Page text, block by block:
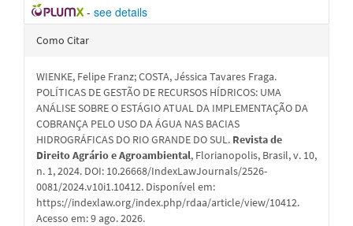
- see details
Detalhes
artigo
Como Citar
WIENKE, Felipe Franz; COSTA, Jéssica Tavares Fraga.
POLÍTICAS DE GESTÃO DE RECURSOS HÍDRICOS: UMA
ANÁLISE SOBRE O ESTÁGIO ATUAL DA IMPLEMENTAÇÃO DA
COBRANÇA PELO USO DA ÁGUA NAS BACIAS
HIDROGRÁFICAS DO RIO GRANDE DO SUL. Revista de
Direito Agrário e Agroambiental, Florianopolis, Brasil, v. 10,
n. 1, 2024. DOI: 10.26668/IndexLawJournals/2526-
0081/2024.v10i1.10412. Disponível em:
https://indexlaw.org/index.php/rdaa/article/view/10412.
Acesso em: 9 ago. 2026.